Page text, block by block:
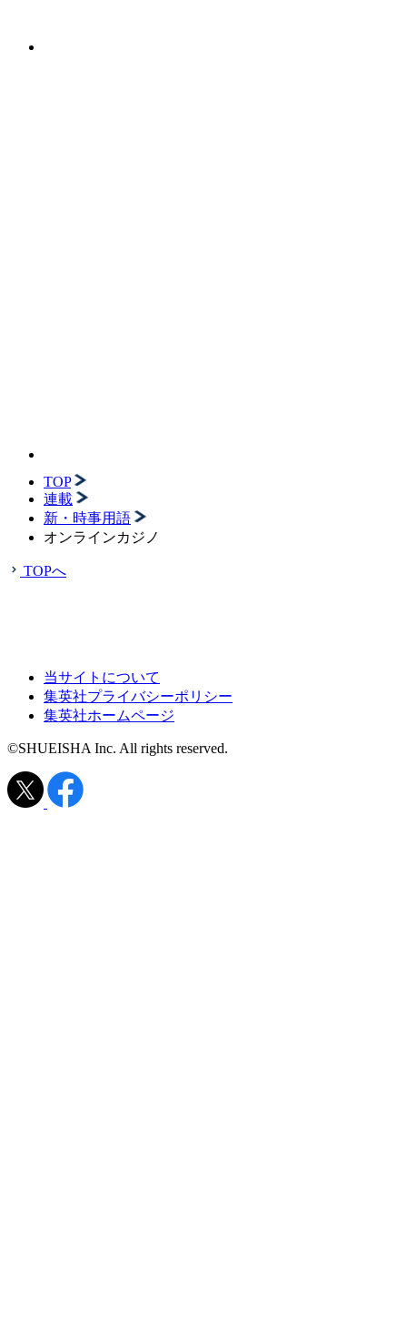
TOP
連載
新・時事用語
オンラインカジノ
TOPへ
当サイトについて
集英社プライバシーポリシー
集英社ホームページ
©SHUEISHA Inc. All rights reserved.